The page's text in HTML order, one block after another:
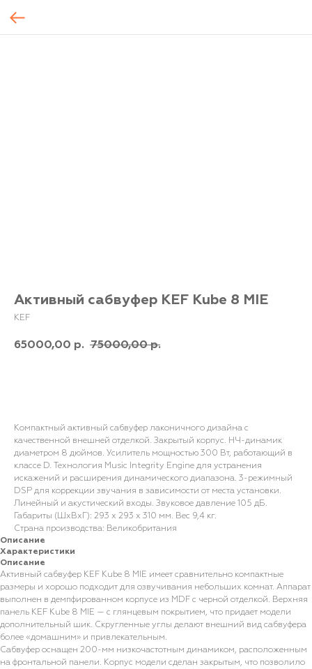
Активный сабвуфер KEF Kube 8 MIE
KEF
65000,00 р. 75000,00 р.
Компактный активный сабвуфер лаконичного дизайна с
качественной внешней отделкой. Закрытый корпус. НЧ-динамик
диаметром 8 дюймов. Усилитель мощностью 300 Вт, работающий в
классе D. Технология Music Integrity Engine для устранения
искажений и расширения динамического диапазона. 3-режимный
DSP для коррекции звучания в зависимости от места установки.
Линейный и акустический входы. Звуковое давление 105 дБ.
Габариты (ШхВхГ): 293 x 293 x 310 мм. Вес 9,4 кг.
Страна производства: Великобритания
Описание
Характеристики
Описание
Активный сабвуфер KEF Kube 8 MIE имеет сравнительно компактные
размеры и хорошо подходит для озвучивания небольших комнат. Аппарат
выполнен в демпфированном корпусе из MDF c черной отделкой. Верхняя
панель KEF Kube 8 MIE — с глянцевым покрытием, что придает модели
дополнительный шик. Скругленные углы делают внешний вид сабвуфера
более «домашним» и привлекательным.
Сабвуфер оснащен 200-мм низкочастотным динамиком, расположенным
на фронтальной панели. Корпус модели сделан закрытым, что позволило